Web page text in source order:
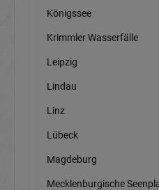
Königssee
Krimmler Wasserfälle
Leipzig
Lindau
Linz
Lübeck
Magdeburg
Mecklenburgische